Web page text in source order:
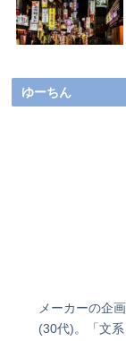
ゆーちん
メーカーの企
(30代)。「文